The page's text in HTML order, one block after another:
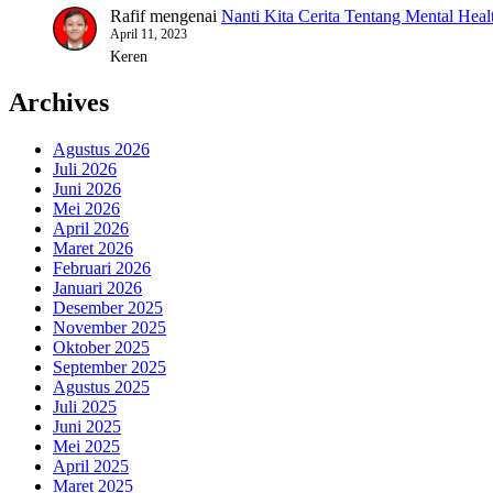
Rafifmengenai Nanti Kita Cerita Tentang Mental
April 11, 2023
Keren
Archives
Agustus 2026
Juli 2026
Juni 2026
Mei 2026
April 2026
Maret 2026
Februari 2026
Januari 2026
Desember 2025
November 2025
Oktober 2025
September 2025
Agustus 2025
Juli 2025
Juni 2025
Mei 2025
April 2025
Maret 2025